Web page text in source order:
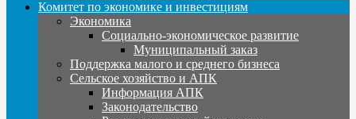
Комитет по экономике и инвестициям
Экономика
Социально-экономическое развитие
Муниципальный заказ
Поддержка малого и среднего бизнеса
Сельское хозяйство и АПК
Информация АПК
Законодательство